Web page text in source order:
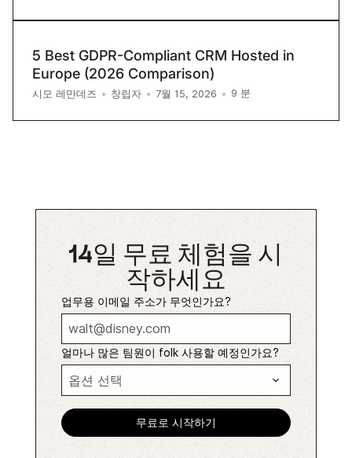
5 Best GDPR-Compliant CRM Hosted in
Europe (2026 Comparison)
시모 레만데즈 • 창립자 • 7월 15, 2026 • 9 분
14일 무료 체험을 시
작하세요
업무용 이메일 주소가 무엇인가요?
얼마나 많은 팀원이 folk 사용할 예정인가요?